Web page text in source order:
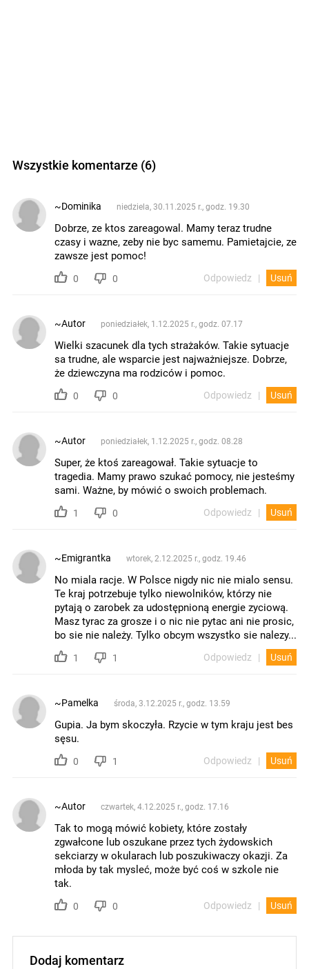
Wszystkie komentarze (6)
~Dominika niedziela, 30.11.2025 r., godz. 19.30
Dobrze, ze ktos zareagowal. Mamy teraz trudne
czasy i wazne, zeby nie byc samemu. Pamietajcie, ze
zawsze jest pomoc!
0 0 Odpowiedz Usuń
~Autor poniedziałek, 1.12.2025 r., godz. 07.17
Wielki szacunek dla tych strażaków. Takie sytuacje
sa trudne, ale wsparcie jest najważniejsze. Dobrze,
że dziewczyna ma rodziców i pomoc.
0 0 Odpowiedz Usuń
~Autor poniedziałek, 1.12.2025 r., godz. 08.28
Super, że ktoś zareagował. Takie sytuacje to
tragedia. Mamy prawo szukać pomocy, nie jesteśmy
sami. Ważne, by mówić o swoich problemach.
1 0 Odpowiedz Usuń
~Emigrantka wtorek, 2.12.2025 r., godz. 19.46
No miala racje. W Polsce nigdy nic nie mialo sensu.
Te kraj potrzebuje tylko niewolników, którzy nie
pytają o zarobek za udostępnioną energie zyciową.
Masz tyrac za grosze i o nic nie pytac ani nie prosic,
bo sie nie należy. Tylko obcym wszystko sie nalezy...
1 1 Odpowiedz Usuń
~Pamelka środa, 3.12.2025 r., godz. 13.59
Gupia. Ja bym skoczyła. Rzycie w tym kraju jest bes
sęsu.
0 1 Odpowiedz Usuń
~Autor czwartek, 4.12.2025 r., godz. 17.16
Tak to mogą mówić kobiety, które zostały
zgwałcone lub oszukane przez tych żydowskich
sekciarzy w okularach lub poszukiwaczy okazji. Za
młoda by tak mysleć, może być coś w szkole nie
tak.
0 0 Odpowiedz Usuń
Dodaj komentarz